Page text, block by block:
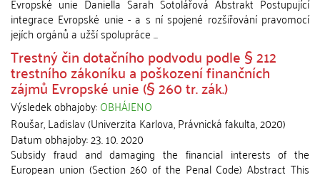
integrace Evropské unie - a s ní spojené rozšiřování pravomocí
jejích orgánů a užší spolupráce ...
Trestný čin dotačního podvodu podle § 212
trestního zákoníku a poškození finančních
zájmů Evropské unie (§ 260 tr. zák.)
Výsledek obhajoby:OBHÁJENO
Roušar, Ladislav(Univerzita Karlova, Právnická fakulta,2020)
Datum obhajoby:23. 10. 2020
Subsidy fraud and damaging the financial interests of the
European union (Section 260 of the Penal Code) Abstract This